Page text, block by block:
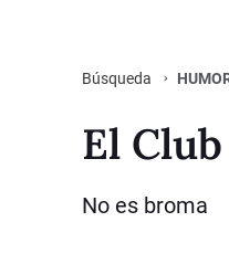
Búsqueda
El
No es broma